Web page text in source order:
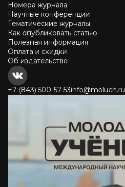
Номера журнала
Научные конференции
Тематические журналы
Как опубликовать статью
Полезная информация
Оплата и скидки
Об издательстве
+7 (843) 500-57-53info@moluch.ru